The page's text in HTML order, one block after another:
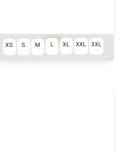
€69
XS S M L XL XXL 3XL